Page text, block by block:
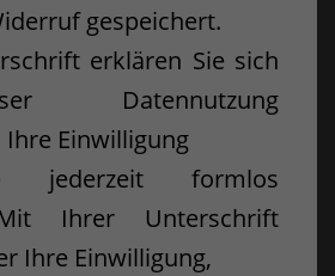
gespeichert.
erklären Sie sich
Datennutzung
Einwilligung
jederzeit formlos
Ihrer Unterschrift
Ihre Einwilligung,